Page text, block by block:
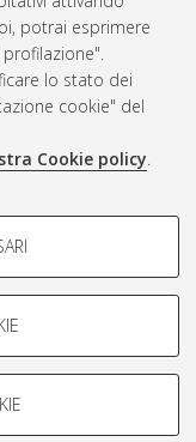
potrai esprimere
lo stato dei
cookie" del
Cookie policy.
caratteristiche della
al loro comportamento